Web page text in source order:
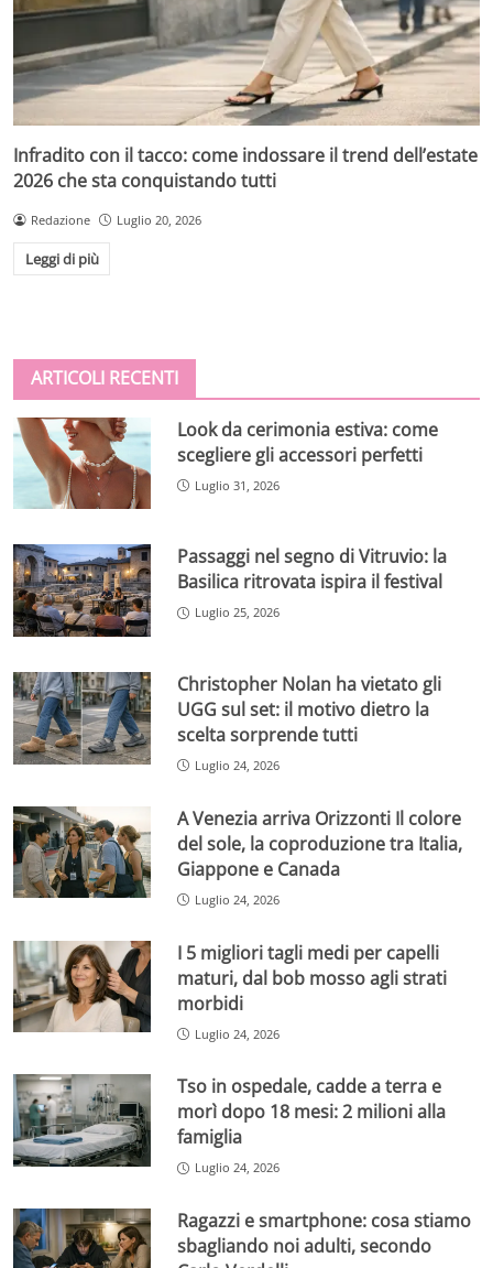
Infradito con il tacco: come indossare il trend dell’estate
2026 che sta conquistando tutti
Redazione Luglio 20, 2026
Leggi di più
ARTICOLI RECENTI
Look da cerimonia estiva: come
scegliere gli accessori perfetti
Luglio 31, 2026
Passaggi nel segno di Vitruvio: la
Basilica ritrovata ispira il festival
Luglio 25, 2026
Christopher Nolan ha vietato gli
UGG sul set: il motivo dietro la
scelta sorprende tutti
Luglio 24, 2026
A Venezia arriva Orizzonti Il colore
del sole, la coproduzione tra Italia,
Giappone e Canada
Luglio 24, 2026
I 5 migliori tagli medi per capelli
maturi, dal bob mosso agli strati
morbidi
Luglio 24, 2026
Tso in ospedale, cadde a terra e
morì dopo 18 mesi: 2 milioni alla
famiglia
Luglio 24, 2026
Ragazzi e smartphone: cosa stiamo
sbagliando noi adulti, secondo